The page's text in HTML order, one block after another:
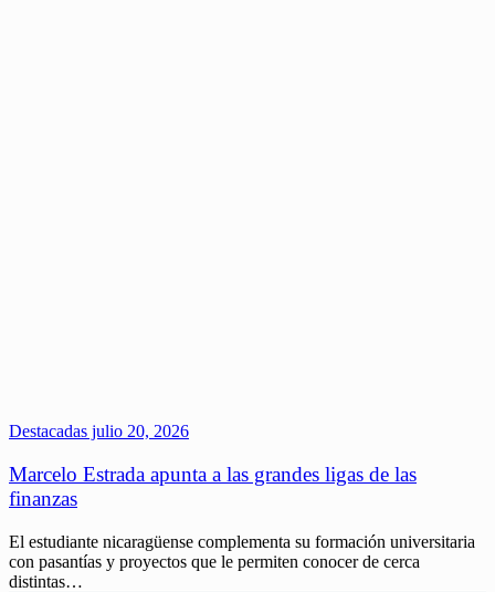
Destacadas julio 20, 2026
Marcelo Estrada apunta a las grandes ligas de las
finanzas
El estudiante nicaragüense complementa su formación universitaria
con pasantías y proyectos que le permiten conocer de cerca
distintas…